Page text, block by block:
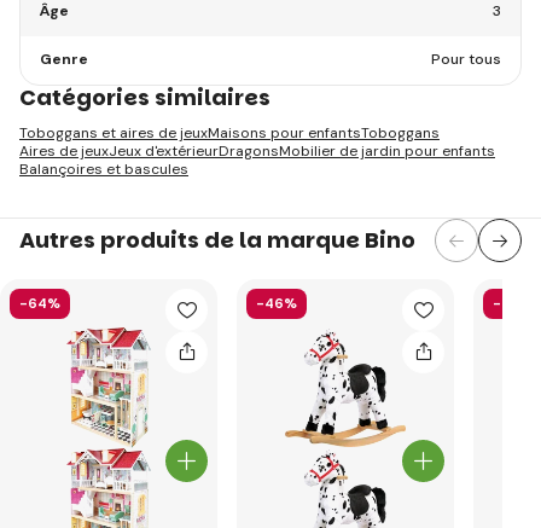
Âge 3
Genre Pour tous
Catégories similaires
Toboggans et aires de jeuxMaisons pour enfantsToboggans
Aires de jeuxJeux d'extérieurDragonsMobilier de jardin pour enfants
Balançoires et bascules
Autres produits de la marque Bino
-64% -46% -46%